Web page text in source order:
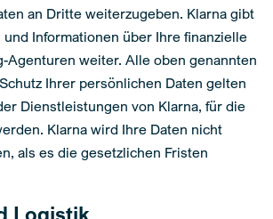
an Dritte weiterzugeben. Klarna gibt
Informationen über Ihre finanzielle
Agenturen weiter. Alle oben genannten
Ihrer persönlichen Daten gelten
Dienstleistungen von Klarna, für die
Klarna wird Ihre Daten nicht
als es die gesetzlichen Fristen
Logistik